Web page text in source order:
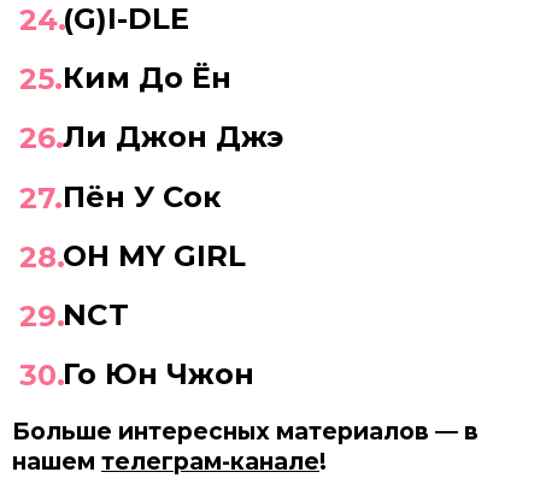
(G)I-DLE
Ким До Ён
Ли Джон Джэ
Пён У Сок
OH MY GIRL
NCT
Го Юн Чжон
Больше интересных материалов — в
нашем телеграм-канале!